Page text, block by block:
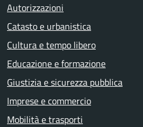
Autorizzazioni
Catasto e urbanistica
Cultura e tempo libero
Educazione e formazione
Giustizia e sicurezza pubblica
Imprese e commercio
Mobilità e trasporti